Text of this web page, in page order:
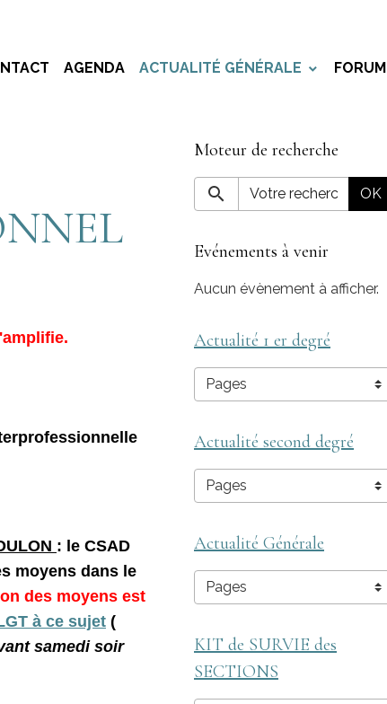
AGENDA ACTUALITÉ GÉNÉRALE FORUM
: le CSAD
moyens dans le
des moyens est
à ce sujet (
samedi soir
Moteur de recherche
OK
Evénements à venir
Aucun évènement à afficher.
Actualité 1 er degré
Actualité second degré
Actualité Générale
KIT de SURVIE des
SECTIONS